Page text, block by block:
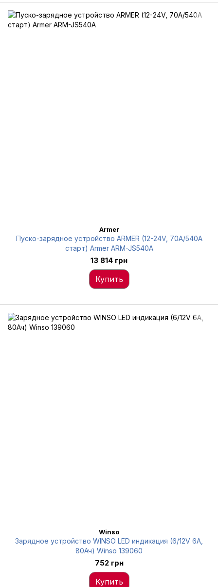
Armer
Пуско-зарядное устройство ARMER (12-24V, 70A/540A
старт) Armer ARM-JS540A
13 814 грн
Купить
Winso
Зарядное устройство WINSO LED индикация (6/12V 6А,
80Ач) Winso 139060
752 грн
Купить